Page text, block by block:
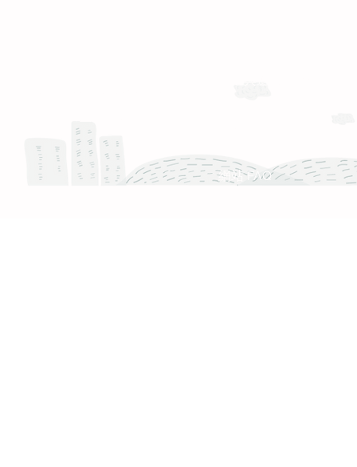
網站 FAQ